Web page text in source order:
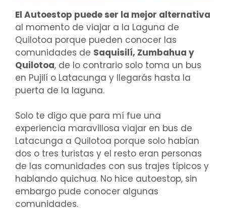
El Autoestop puede ser la mejor alternativa
al momento de viajar a la Laguna de
Quilotoa porque pueden conocer las
comunidades de Saquisilí, Zumbahua y
Quilotoa, de lo contrario solo toma un bus
en Pujilí o Latacunga y llegarás hasta la
puerta de la laguna.
Solo te digo que para mí fue una
experiencia maravillosa viajar en bus de
Latacunga a Quilotoa porque solo habían
dos o tres turistas y el resto eran personas
de las comunidades con sus trajes típicos y
hablando quichua. No hice autoestop, sin
embargo pude conocer algunas
comunidades.